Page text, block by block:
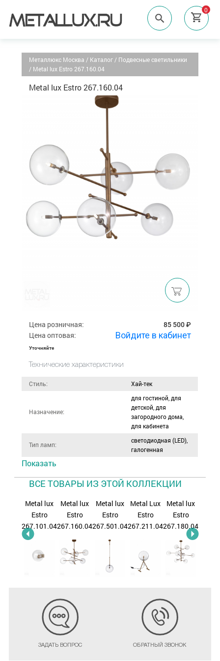
0
Металлюкс Москва / Каталог / Подвесные светильники
/ Metal lux Estro 267.160.04
Metal lux Estro 267.160.04
Цена розничная: 85 500 ₽
Цена оптовая: Войдите в кабинет
Уточняйте
Технические характеристики
Стиль: Хай-тек
Назначение:
для гостиной, для
детской, для
загородного дома,
для кабинета
Тип ламп:
светодиодная (LED),
галогенная
Показать
ВСЕ ТОВАРЫ ИЗ ЭТОЙ КОЛЛЕКЦИИ
Metal lux
Estro
267.101.04
Metal lux
Estro
267.160.04
Metal lux
Estro
267.501.04
Metal Lux
Estro
267.211.04
Metal lux
Estro
267.180.04
ЗАДАТЬ ВОПРОС ОБРАТНЫЙ ЗВОНОК